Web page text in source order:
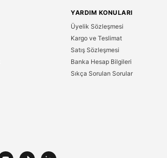
YARDIM KONULARI
Üyelik Sözleşmesi
Kargo ve Teslimat
Satış Sözleşmesi
Banka Hesap Bilgileri
Sıkça Sorulan Sorular